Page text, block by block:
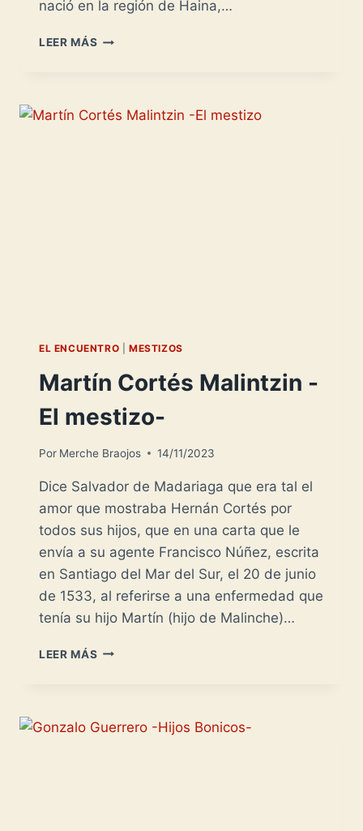
nació en la región de Haina,…
LEER MÁS MIGUELICO
MESTIZO
DOCUMENTADO-
EL ENCUENTRO MESTIZOS
Martín Cortés Malintzin -
El mestizo-
Por Merche Braojos 14/11/2023
Dice Salvador de Madariaga que era tal el
amor que mostraba Hernán Cortés por
todos sus hijos, que en una carta que le
envía a su agente Francisco Núñez, escrita
en Santiago del Mar del Sur, el 20 de junio
de 1533, al referirse a una enfermedad que
tenía su hijo Martín (hijo de Malinche)…
LEER MÁS MARTÍN
MESTIZO-